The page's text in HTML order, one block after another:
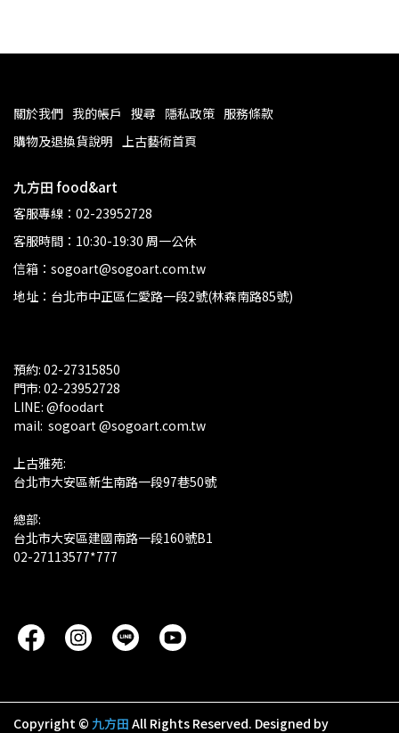
關於我們 我的帳戶 搜尋 隱私政策 服務條款
購物及退換貨說明 上古藝術首頁
九方田 food&art
客服專線：02-23952728
客服時間：10:30-19:30 周一公休
信箱：sogoart@sogoart.com.tw
地址：台北市中正區仁愛路一段2號(林森南路85號)
預約: 02-27315850
門市: 02-23952728
LINE: @foodart
mail:  sogoart @sogoart.com.tw
上古雅苑:
台北市大安區新生南路一段97巷50號
總部:
台北市大安區建國南路一段160號B1
02-27113577*777
Copyright © 九方田 All Rights Reserved. Designed by